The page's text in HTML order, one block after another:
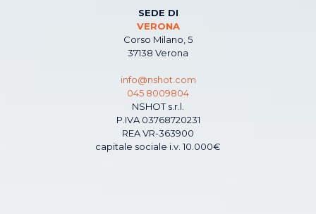
SEDE DI
VERONA
Corso Milano, 5
37138 Verona
info@nshot.com
045 8009804
NSHOT s.r.l.
P.IVA 03768720231
REA VR-363900
capitale sociale i.v. 10.000€